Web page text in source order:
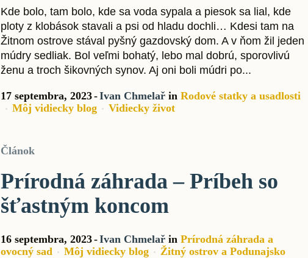
Kde bolo, tam bolo, kde sa voda sypala a piesok sa lial, kde
ploty z klobások stavali a psi od hladu dochli… Kdesi tam na
Žitnom ostrove stával pyšný gazdovský dom. A v ňom žil jeden
múdry sedliak. Bol veľmi bohatý, lebo mal dobrú, sporovlivú
ženu a troch šikovných synov. Aj oni boli múdri po...
17 septembra, 2023 Ivan Chmelařin Rodové statky a usadlosti
Môj vidiecky blog
Vidiecky život
Článok
Prírodná záhrada – Príbeh so
šťastným koncom
16 septembra, 2023 Ivan Chmelařin Prírodná záhrada a
ovocný sad
Môj vidiecky blog Žitný ostrov a Podunajsko